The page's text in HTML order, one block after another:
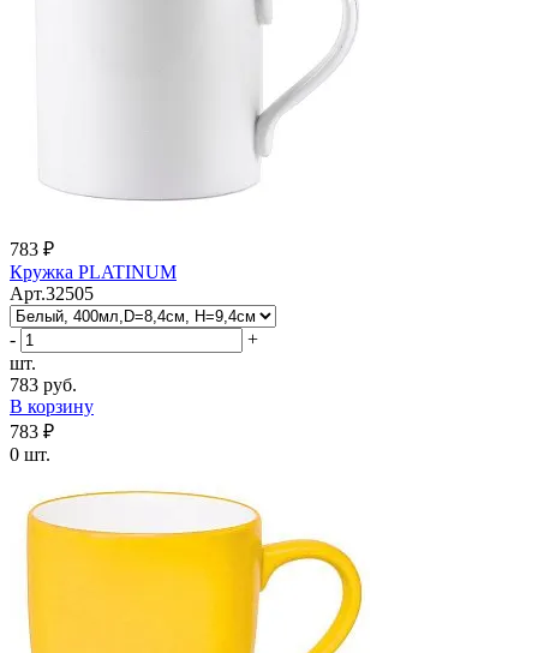
783 ₽
Кружка PLATINUM
Арт.32505
-
+
шт.
783 руб.
В корзину
783 ₽
0 шт.